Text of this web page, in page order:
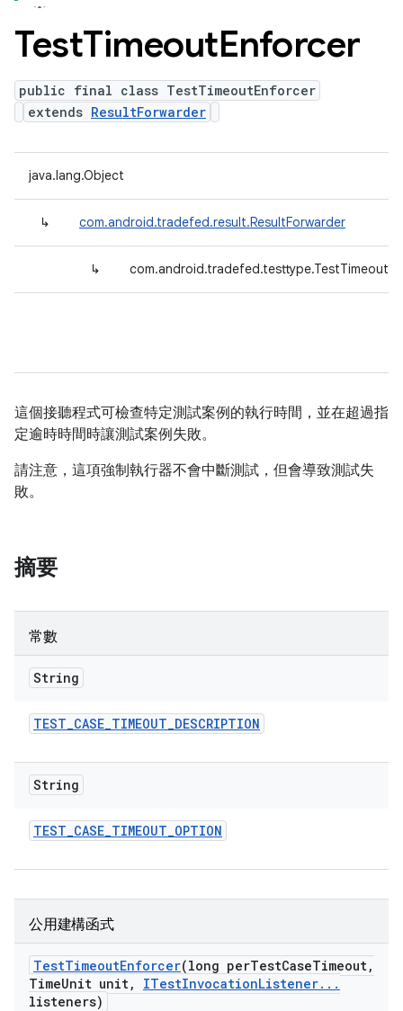
TestTimeoutEnforcer
public final class TestTimeoutEnforcer
extends ResultForwarder
java.lang.Object
↳ com.android.tradefed.result.ResultForwarder
↳
這個接聽程式可檢查特定測試案例的執行時間，並在超過指
定逾時時間時讓測試案例失敗。
請注意，這項強制執行器不會中斷測試，但會導致測試失
敗。
摘要
常數
String
TEST_CASE_TIMEOUT_DESCRIPTION
String
TEST_CASE_TIMEOUT_OPTION
公用建構函式
TestTimeoutEnforcer(long perTestCaseTimeout,
TimeUnit unit, ITestInvocationListener. . .
listeners)